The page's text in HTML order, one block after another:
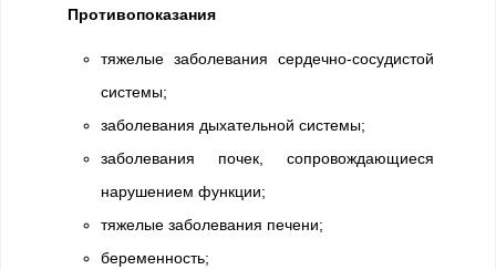
Противопоказания
тяжелые заболевания сердечно-сосудистой
системы;
заболевания дыхательной системы;
заболевания почек, сопровождающиеся
нарушением функции;
тяжелые заболевания печени;
беременность;